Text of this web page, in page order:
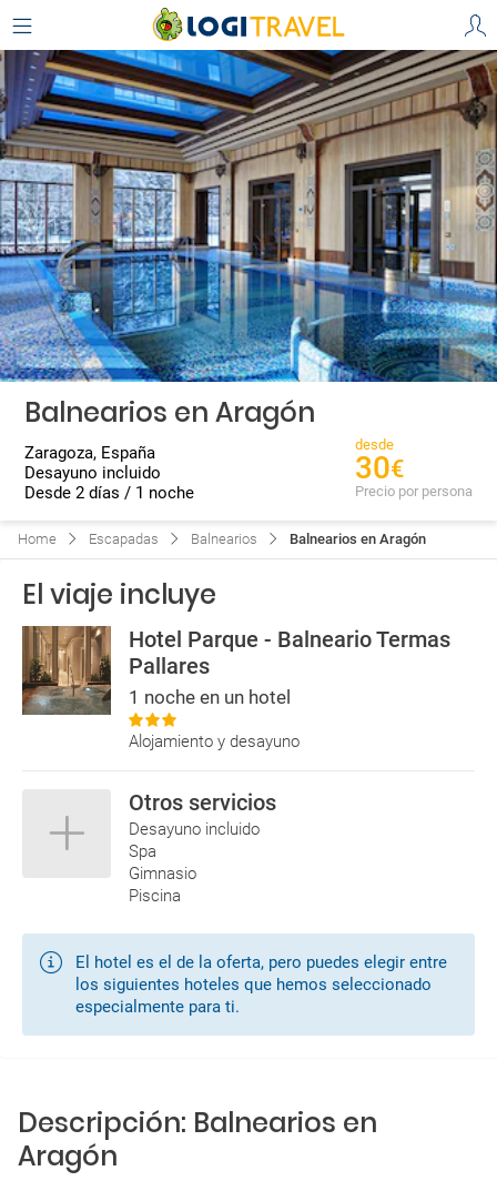
Balnearios en Aragón
Zaragoza, España
Desayuno incluido
Desde 2 días / 1 noche
desde
30€
Precio por persona
Home Escapadas Balnearios Balnearios en Aragón
El viaje incluye
Hotel Parque - Balneario Termas
Pallares
1 noche en un hotel
Alojamiento y desayuno
Otros servicios
Desayuno incluido
Spa
Gimnasio
Piscina
El hotel es el de la oferta, pero puedes elegir entre
los siguientes hoteles que hemos seleccionado
especialmente para ti.
Descripción: Balnearios en
Aragón